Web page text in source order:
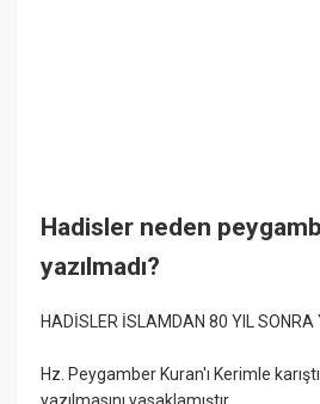
Hadisler neden
yazılmadı?
HADİSLER İSLAMDAN 80 YIL SONRA
Hz. Peygamber Kuran'ı Kerimle
yazılmasını yasaklamıştır.